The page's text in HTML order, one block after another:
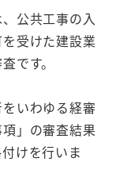
公共工事の入
受けた建設業
です。
いわゆる経審
」の審査結果
けを行いま